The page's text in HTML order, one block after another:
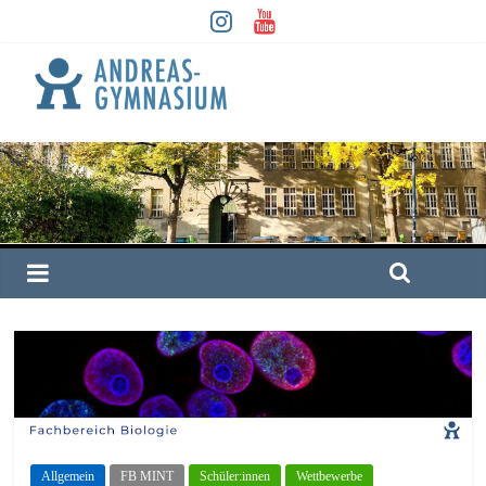
Allgemein FB MINT Schüler:innen Wettbewerbe